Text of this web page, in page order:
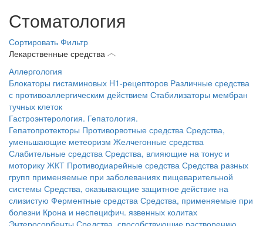
Стоматология
Сортировать Фильтр
Лекарственные средства
Аллергология
Блокаторы гистаминовых H1-рецепторов Различные средства
с противоаллергическим действием Стабилизаторы мембран
тучных клеток
Гастроэнтерология. Гепатология.
Гепатопротекторы Противорвотные средства Средства,
уменьшающие метеоризм Желчегонные средства
Слабительные средства Средства, влияющие на тонус и
моторику ЖКТ Противодиарейные средства Средства разных
групп применяемые при заболеваниях пищеварительной
системы Средства, оказывающие защитное действие на
слизистую Ферментные средства Средства, применяемые при
болезни Крона и неспецифич. язвенных колитах